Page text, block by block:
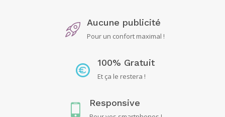
Aucune publicité
Pour un confort maximal !
100% Gratuit
Et ça le restera !
Responsive